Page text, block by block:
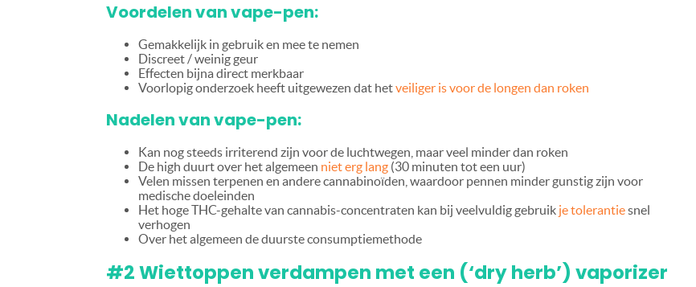
Voordelen van vape-pen:
Gemakkelijk in gebruik en mee te nemen
Discreet / weinig geur
Effecten bijna direct merkbaar
Voorlopig onderzoek heeft uitgewezen dat hetveiliger is voor de longen dan roken
Nadelen van vape-pen:
Kan nog steeds irriterend zijn voor de luchtwegen, maar veel minder dan roken
De high duurt over het algemeen niet erg lang (30 minuten tot een uur)
Velen missen terpenen en andere cannabinoïden, waardoor pennen minder gunstig zijn voor
medische doeleinden
Het hoge THC-gehalte van cannabis-concentraten kan bij veelvuldig gebruik je tolerantiesnel
verhogen
Over het algemeen de duurste consumptiemethode
#2 Wiettoppen verdampen met een (‘dry herb’) vaporizer